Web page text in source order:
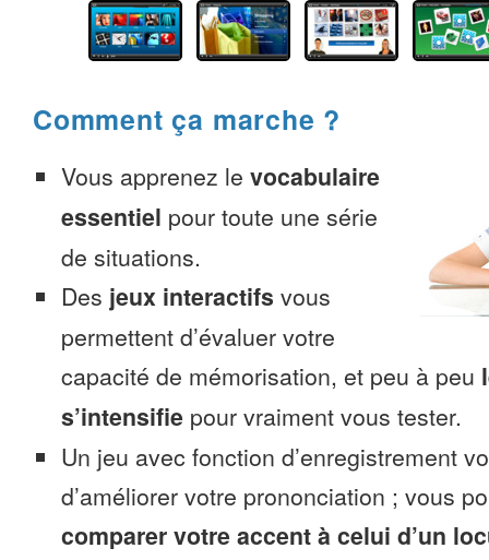
Comment ça marche ?
Vous apprenez le vocabulaire
essentiel pour toute une série
de situations.
Des jeux interactifs vous
permettent d’évaluer votre
capacité de mémorisation, et peu à peu
s’intensifie pour vraiment vous tester.
Un jeu avec fonction d’enregistrement
d’améliorer votre prononciation ; vous
comparer votre accent à celui d’un